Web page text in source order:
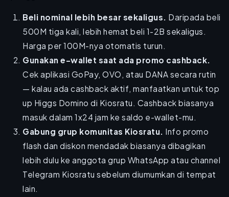
Beli nominal lebih besar sekaligus. Daripada beli
500M tiga kali, lebih hemat beli 1-2B sekaligus.
Harga per 100M-nya otomatis turun.
Gunakan e-wallet saat ada promo cashback.
Cek aplikasi GoPay, OVO, atau DANA secara rutin
— kalau ada cashback aktif, manfaatkan untuk top
up Higgs Domino di Kiosratu. Cashback biasanya
masuk dalam 1x24 jam ke saldo e-wallet-mu.
Gabung grup komunitas Kiosratu. Info promo
flash dan diskon mendadak biasanya dibagikan
lebih dulu ke anggota grup WhatsApp atau channel
Telegram Kiosratu sebelum diumumkan di tempat
lain.